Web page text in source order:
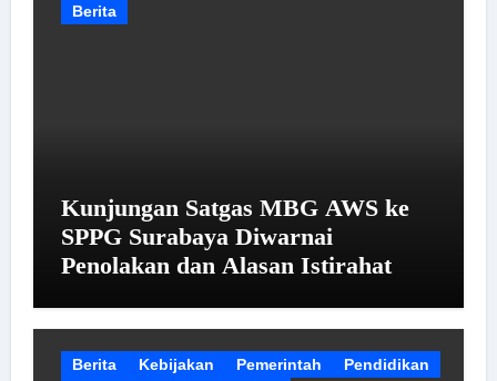
Berita
Kunjungan Satgas MBG AWS ke
SPPG Surabaya Diwarnai
Penolakan dan Alasan Istirahat
Berita Kebijakan Pemerintah
Pendidikan